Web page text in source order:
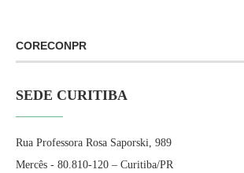
CORECONPR
SEDE CURITIBA
Rua Professora Rosa Saporski, 989
Mercês - 80.810-120 – Curitiba/PR